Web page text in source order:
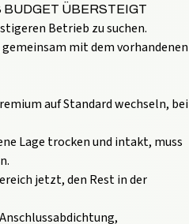
BUDGET ÜBERSTEIGT
Betrieb zu suchen.
mit dem vorhandenen
auf Standard wechseln, bei
Lage trocken und intakt, muss
jetzt, den Rest in der